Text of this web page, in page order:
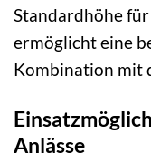
Standardhöhe für
ermöglicht eine
Kombination mit
Anlässe